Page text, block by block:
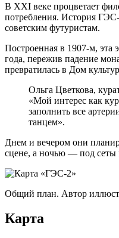
В XXI веке процветает
потребления. История
советским футуристам.
Построенная в 1907-м, эта
года, пережив падение
превратилась в Дом
Ольга Цветкова,
«Мой интерес как
заполнить все
танцем».
Днем и вечером они
сцене, а ночью — под сеты
Общий план. Автор
Карта